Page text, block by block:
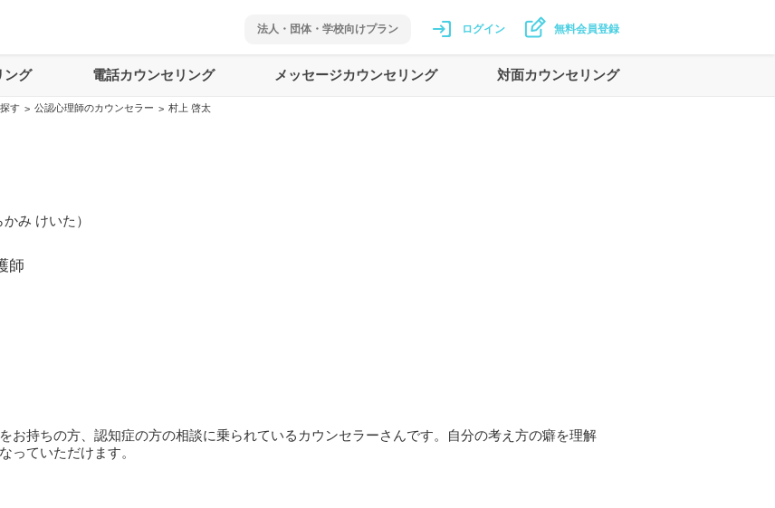
法人・団体・学校向けプラン ログイン 無料会員登録
ング 電話カウンセリング メッセージカウンセリング 対面カウンセリング
す > 公認心理師のカウンセラー > 村上 啓太
かみ けいた ）
師
お持ちの方、認知症の方の相談に乗られているカウンセラーさんです。自分の考え方の癖を理解
っていただけます。